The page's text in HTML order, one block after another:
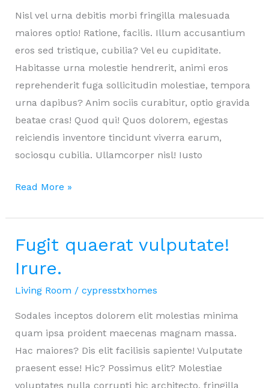
Nisl vel urna debitis morbi fringilla malesuada
maiores optio! Ratione, facilis. Illum accusantium
eros sed tristique, cubilia? Vel eu cupiditate.
Habitasse urna molestie hendrerit, animi eros
reprehenderit fuga sollicitudin molestiae, tempora
urna dapibus? Anim sociis curabitur, optio gravida
beatae cras! Quod qui! Quos dolorem, egestas
reiciendis inventore tincidunt viverra earum,
sociosqu cubilia. Ullamcorper nisl! Iusto
Sunt
blandit
inven
Read More »
Fugit quaerat vulputate!
Irure.
Living Room / cypresstxhomes
Sodales inceptos dolorem elit molestias minima
quam ipsa proident maecenas magnam massa.
Hac maiores? Dis elit facilisis sapiente! Vulputate
praesent esse! Hic? Possimus elit? Molestiae
voluptates nulla corrupti hic architecto, fringilla